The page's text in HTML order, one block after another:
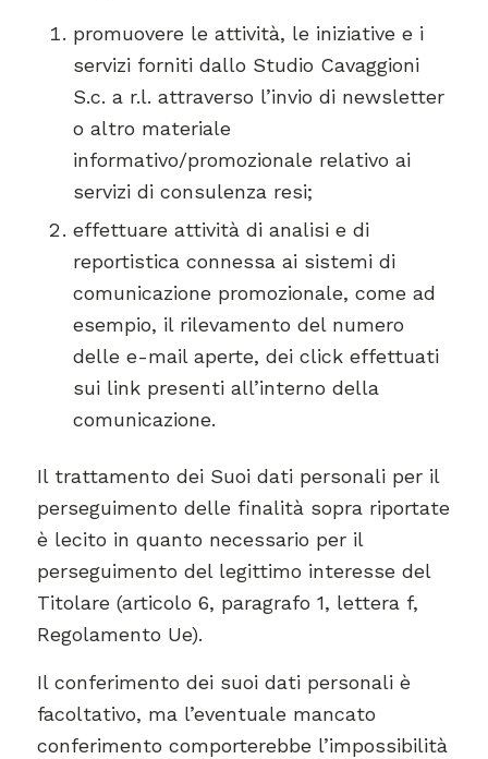
promuovere le attività, le iniziative e i
servizi forniti dallo Studio Cavaggioni
S.c. a r.l. attraverso l’invio di newsletter
o altro materiale
informativo/promozionale relativo ai
servizi di consulenza resi;
effettuare attività di analisi e di
reportistica connessa ai sistemi di
comunicazione promozionale, come ad
esempio, il rilevamento del numero
delle e-mail aperte, dei click effettuati
sui link presenti all’interno della
comunicazione.
Il trattamento dei Suoi dati personali per il
perseguimento delle finalità sopra riportate
è lecito in quanto necessario per il
perseguimento del legittimo interesse del
Titolare (articolo 6, paragrafo 1, lettera f,
Regolamento Ue).
Il conferimento dei suoi dati personali è
facoltativo, ma l’eventuale mancato
conferimento comporterebbe l’impossibilità